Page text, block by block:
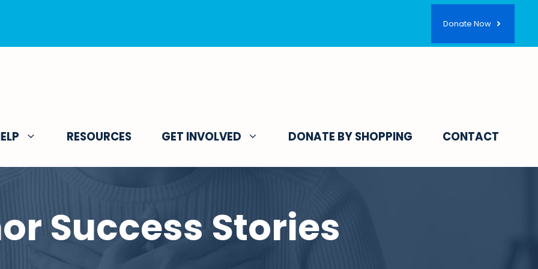
Donate Now
RESOURCES GET INVOLVED DONATE BY SHOPPING CONTACT
Success Stories